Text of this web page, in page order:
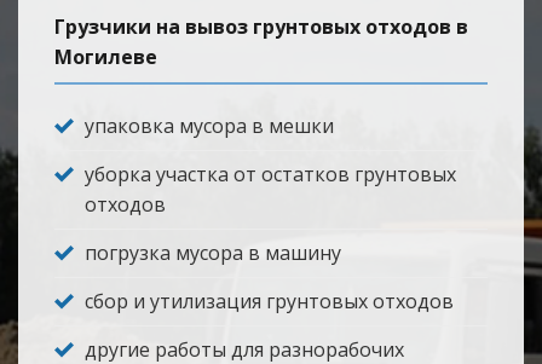
Грузчики на вывоз грунтовых отходов в
Могилеве
упаковка мусора в мешки
уборка участка от остатков грунтовых
отходов
погрузка мусора в машину
сбор и утилизация грунтовых отходов
другие работы для разнорабочих